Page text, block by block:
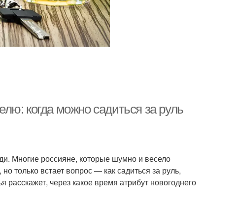
когда можно садиться за руль
Многие россияне, которые шумно и весело
только встает вопрос — как садиться за руль,
через какое время атрибут новогоднего